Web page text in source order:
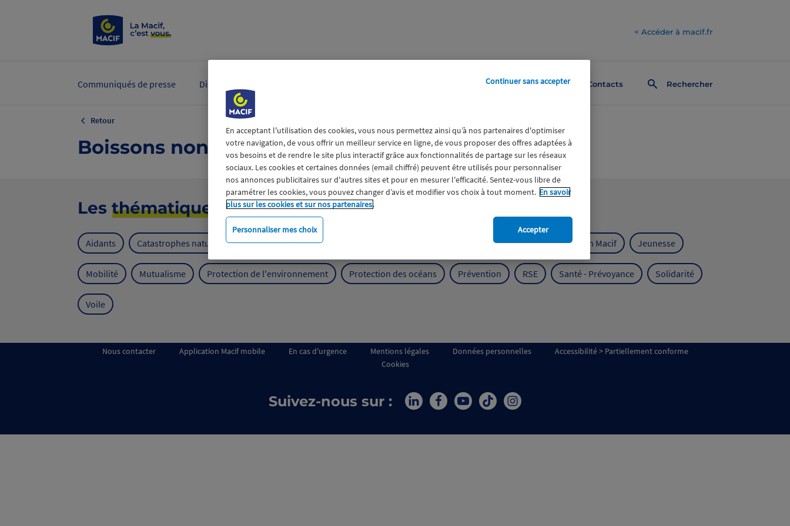
< Accéder à macif.fr
Contacts Rechercher
Communiqués de presse Dirigeants et experts
Retour
Boissons non Alcoolisées
Les thématiques
Aidants Catastrophes naturelles Climat Engagement Expérience clients Fondation Macif Jeunesse
Mobilité Mutualisme Protection de l'environnement Protection des océans Prévention RSE Santé - Prévoyance Solidarité
Voile
Nous contacter Application Macif mobile En cas d'urgence Mentions légales Données personnelles
Accessibilité > Partiellement conforme
Cookies
Suivez-nous sur :
En acceptant l'utilisation des cookies, vous nous permettez ainsi qu’à nos partenaires d'optimiser
votre navigation, de vous offrir un meilleur service en ligne, de vous proposer des offres adaptées à
vos besoins et de rendre le site plus interactif grâce aux fonctionnalités de partage sur les réseaux
sociaux. Les cookies et certaines données (email chiffré) peuvent être utilisés pour personnaliser
nos annonces publicitaires sur d'autres sites et pour en mesurer l'efficacité. Sentez-vous libre de
paramétrer les cookies, vous pouvez changer d’avis et modifier vos choix à tout moment. En savoir
plus sur les cookies et sur nos partenaires.
Personnaliser mes choix
Continuer sans accepter
Accepter